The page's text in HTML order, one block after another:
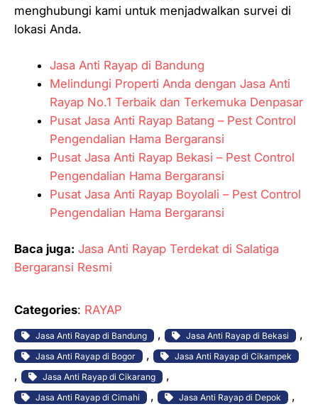
menghubungi kami untuk menjadwalkan survei di
lokasi Anda.
Jasa Anti Rayap di Bandung
Melindungi Properti Anda dengan Jasa Anti
Rayap No.1 Terbaik dan Terkemuka Denpasar
Pusat Jasa Anti Rayap Batang – Pest Control
Pengendalian Hama Bergaransi
Pusat Jasa Anti Rayap Bekasi – Pest Control
Pengendalian Hama Bergaransi
Pusat Jasa Anti Rayap Boyolali – Pest Control
Pengendalian Hama Bergaransi
Baca juga: Jasa Anti Rayap Terdekat di Salatiga
Bergaransi Resmi
Categories: RAYAP
Jasa Anti Rayap di Bandung , Jasa Anti Rayap di Bekasi
Jasa Anti Rayap di Bogor , Jasa Anti Rayap di Cikampek
, Jasa Anti Rayap di Cikarang ,
Jasa Anti Rayap di Cimahi , Jasa Anti Rayap di Depok ,